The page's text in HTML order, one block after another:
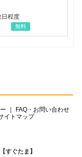
日程度
無料
FAQ・お問い合わせ
イトマップ
すぐたま】